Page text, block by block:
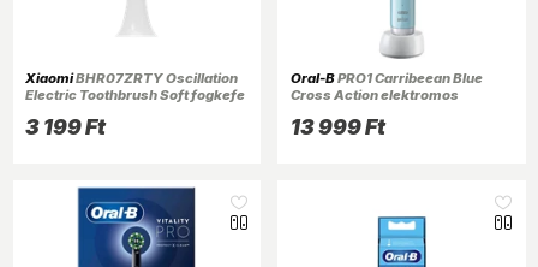
XiaomiBHR07ZRTY Oscillation
Electric Toothbrush Soft fogkefe
3 199 Ft
Oral-BPRO1 Carribeean Blue
Cross Action elektromos
13 999 Ft